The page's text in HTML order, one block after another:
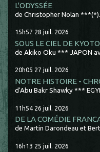
L'ODYSSÉE
de Christopher Nolan
15h57 28 juil. 2026
SOUS LE CIEL DE KYOTO
de Akiko Oku *** JAPON
20h05 27 juil. 2026
NOTRE HISTOIRE -
d'Abu Bakr Shawky ***
11h54 26 juil. 2026
DE LA COMÉDIE
de Martin Darondeau et
16h13 25 juil. 2026